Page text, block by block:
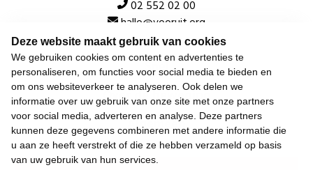
Deze website maakt gebruik van cookies
We gebruiken cookies om content en advertenties te
personaliseren, om functies voor social media te bieden en
om ons websiteverkeer te analyseren. Ook delen we
informatie over uw gebruik van onze site met onze partners
voor social media, adverteren en analyse. Deze partners
kunnen deze gegevens combineren met andere informatie die
u aan ze heeft verstrekt of die ze hebben verzameld op basis
van uw gebruik van hun services.
02 552 02 00
hallo@vooruit.org
Snel
Over de beweging
Algemeen